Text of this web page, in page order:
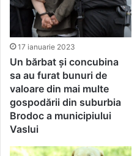
17 ianuarie 2023
Un bărbat și concubina
sa au furat bunuri de
valoare din mai multe
gospodării din suburbia
Brodoc a municipiului
Vaslui